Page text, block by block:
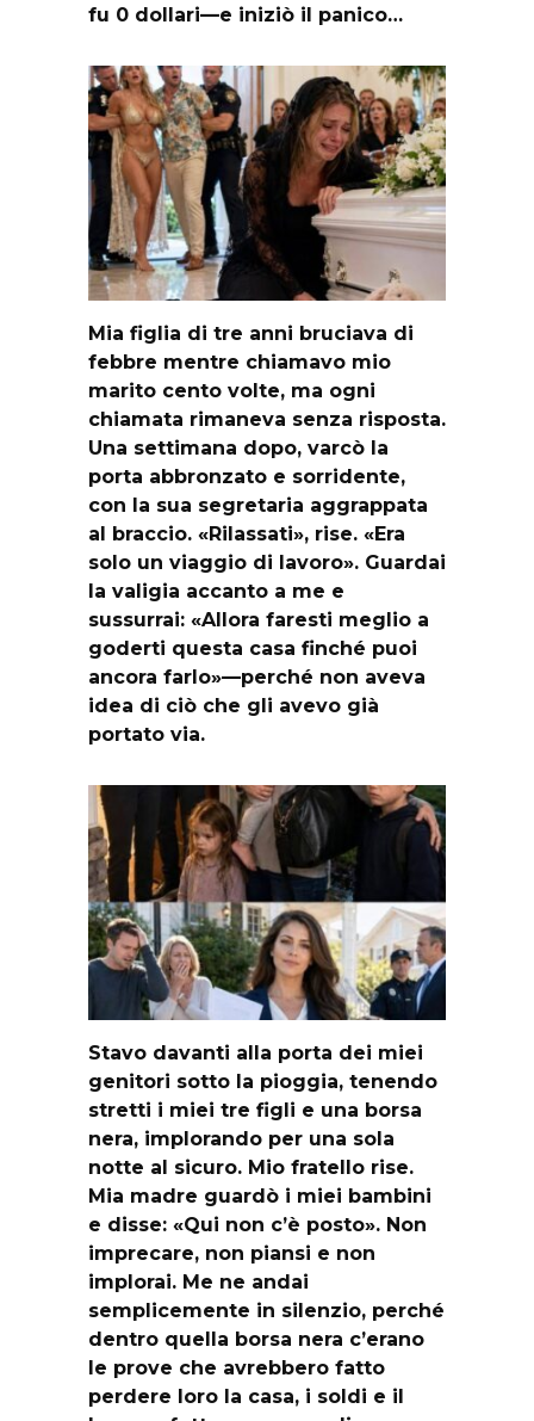
fu 0 dollari—e iniziò il panico…
Mia figlia di tre anni bruciava di
febbre mentre chiamavo mio
marito cento volte, ma ogni
chiamata rimaneva senza risposta.
Una settimana dopo, varcò la
porta abbronzato e sorridente,
con la sua segretaria aggrappata
al braccio. «Rilassati», rise. «Era
solo un viaggio di lavoro». Guardai
la valigia accanto a me e
sussurrai: «Allora faresti meglio a
goderti questa casa finché puoi
ancora farlo»—perché non aveva
idea di ciò che gli avevo già
portato via.
Stavo davanti alla porta dei miei
genitori sotto la pioggia, tenendo
stretti i miei tre figli e una borsa
nera, implorando per una sola
notte al sicuro. Mio fratello rise.
Mia madre guardò i miei bambini
e disse: «Qui non c’è posto». Non
imprecare, non piansi e non
implorai. Me ne andai
semplicemente in silenzio, perché
dentro quella borsa nera c’erano
le prove che avrebbero fatto
perdere loro la casa, i soldi e il